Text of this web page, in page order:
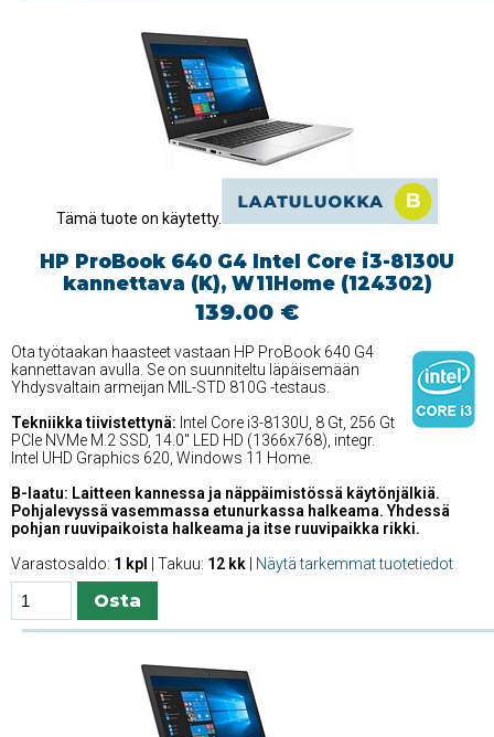
Tämä tuote on käytetty.
HP ProBook 640 G4 Intel Core i3-8130U
kannettava (K), W11Home (124302)
139.00 €
Ota työtaakan haasteet vastaan HP ProBook 640 G4
kannettavan avulla. Se on suunniteltu läpäisemään
Yhdysvaltain armeijan MIL-STD 810G -testaus.
Tekniikka tiivistettynä: Intel Core i3-8130U, 8 Gt, 256 Gt
PCIe NVMe M.2 SSD, 14.0'' LED HD (1366x768), integr.
Intel UHD Graphics 620, Windows 11 Home.
B-laatu: Laitteen kannessa ja näppäimistössä käytönjälkiä.
Pohjalevyssä vasemmassa etunurkassa halkeama. Yhdessä
pohjan ruuvipaikoista halkeama ja itse ruuvipaikka rikki.
Varastosaldo: 1 kpl | Takuu: 12 kk Näytä tarkemmat tuotetiedot